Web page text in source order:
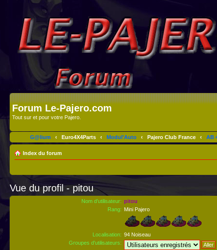
Forum Le-Pajero.com
Tout sur et pour votre Pajero.
G@lium ‹ Euro4X4Parts ‹ Modul'Auto ‹ Pajero Club France ‹ AB
Index du forum
Vue du profil - pitou
Nom d’utilisateur: pitou
Rang: Mini Pajero
Localisation: 94 Noiseau
Groupes d’utilisateurs: